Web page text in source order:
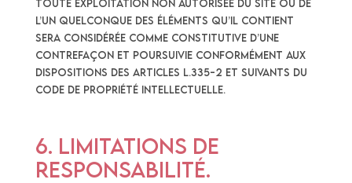
Toute exploitation non autorisée du site ou de
l’un quelconque des éléments qu’il contient
sera considérée comme constitutive d’une
contrefaçon et poursuivie conformément aux
dispositions des articles L.335-2 et suivants du
Code de Propriété Intellectuelle.
6. Limitations de
responsabilité.